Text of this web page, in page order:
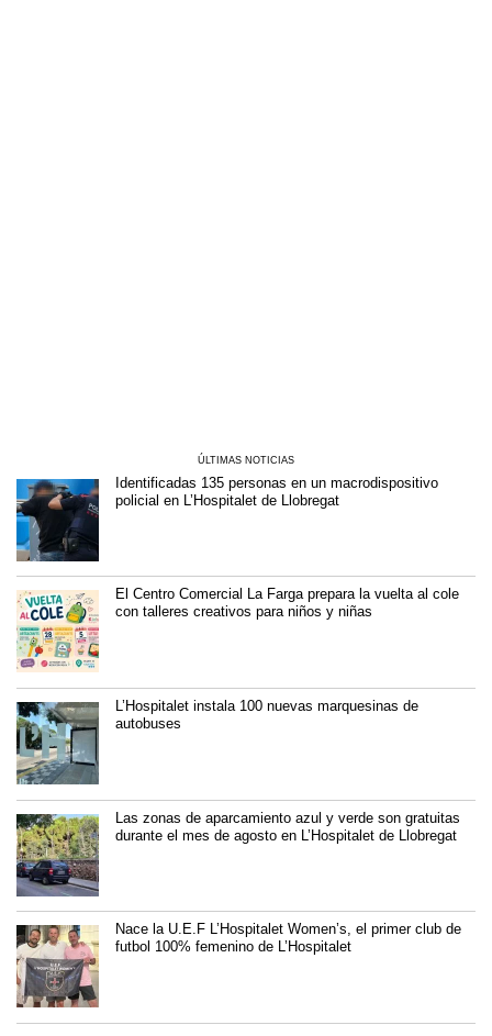
ÚLTIMAS NOTICIAS
Identificadas 135 personas en un macrodispositivo
policial en L’Hospitalet de Llobregat
El Centro Comercial La Farga prepara la vuelta al cole
con talleres creativos para niños y niñas
L’Hospitalet instala 100 nuevas marquesinas de
autobuses
Las zonas de aparcamiento azul y verde son gratuitas
durante el mes de agosto en L’Hospitalet de Llobregat
Nace la U.E.F L’Hospitalet Women’s, el primer club de
futbol 100% femenino de L’Hospitalet